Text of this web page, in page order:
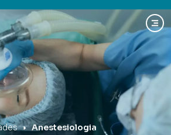
Deus
Anestesiologia